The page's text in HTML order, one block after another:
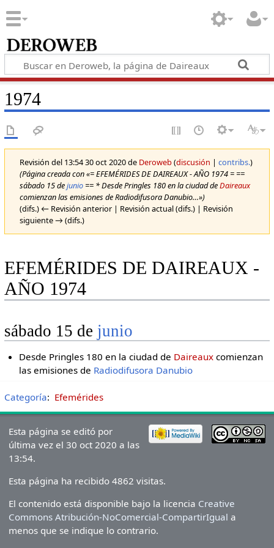
1974
Revisión del 13:54 30 oct 2020 de Deroweb(discusión | contribs.)
(Página creada con «= EFEMÉRIDES DE DAIREAUX - AÑO 1974 = ==
sábado 15 dejunio== * Desde Pringles 180 en la ciudad deDaireaux
comienzan las emisiones de Radiodifusora Danubio…»)
(difs.) ← Revisión anterior | Revisión actual (difs.) | Revisión
siguiente → (difs.)
EFEMÉRIDES DE DAIREAUX -
AÑO 1974
sábado 15 de junio
Desde Pringles 180 en la ciudad de Daireaux comienzan
las emisiones de Radiodifusora Danubio
Categoría: Efemérides
Esta página se editó por
última vez el 30 oct 2020 a las
13:54.
Esta página ha recibido 4862 visitas.
El contenido está disponible bajo la licencia Creative
Commons Atribución-NoComercial-CompartirIgual a
menos que se indique lo contrario.